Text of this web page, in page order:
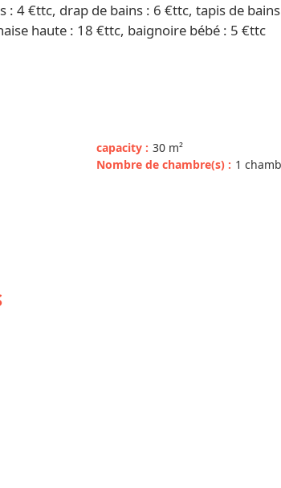
: 4 €ttc, drap de bains : 6 €ttc, tapis de
haute : 18 €ttc, baignoire bébé : 5 €ttc
capacity : 30 m²
Nombre de chambre(s) : 1